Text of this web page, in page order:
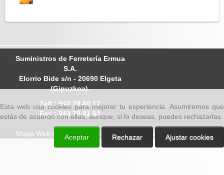
Suministros de Ferretería Ermua
S.A.
Elorrio Bide s/n - 20690 Elgeta
(Gipuzkoa).
Telf.: 943 78 80 17
Fax : 943 78 81 62
Mapa Web Aviso legal Condiciones de venta Sugerencias
Esta web usa cookies para mejorar tu experiencia. Asumiremos que
estás de acuerdo con ellas, aunque, si lo deseas, puedes rechazarlas.
Aceptar Rechazar Ajustar cookies